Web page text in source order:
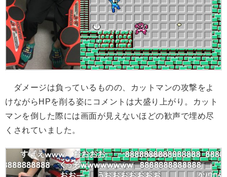
ダメージは負っているものの、カットマンの攻撃をよ
けながらHPを削る姿にコメントは大盛り上がり。カット
マンを倒した際には画面が見えないほどの歓声で埋め尽
くされていました。